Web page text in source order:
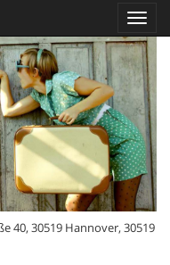
40, 30519 Hannover, 30519